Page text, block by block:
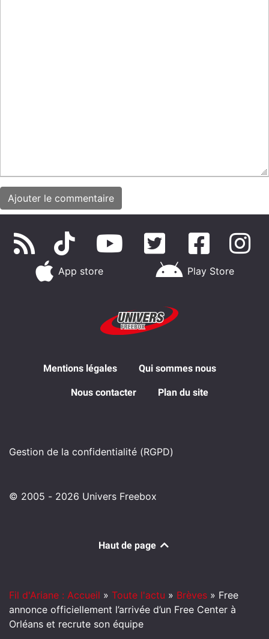
App store Play Store
Mentions légales Qui sommes nous
Nous contacter Plan du site
Gestion de la confidentialité (RGPD)
© 2005 - 2026 Univers Freebox
Haut de page
Fil d'Ariane : Accueil » Toute l'actu » Brèves » Free
annonce officiellement l’arrivée d’un Free Center à
Orléans et recrute son équipe